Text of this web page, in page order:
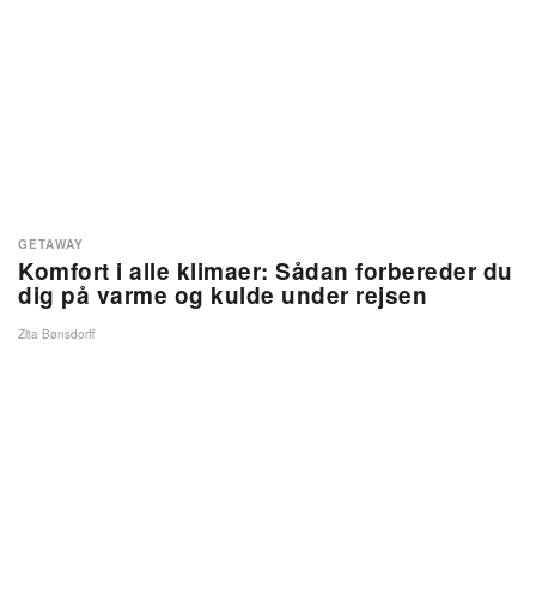
Komfort i alle klimaer: Sådan forbereder du
dig på varme og kulde under rejsen
GETAWAY
Zita Bønsdorff